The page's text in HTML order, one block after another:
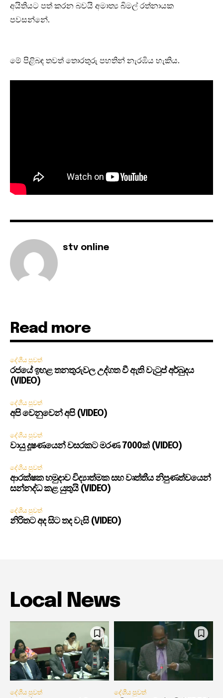
අයිතියට පත් කරන බවයි අමාත්‍ය බිමල් රත්නායක
පවසන්නේ.
මේ පිළිබඳ තවත් තොරතුරු පහතින් නැරඹිය හැකිය.
stv online
Read more
දේශීය පුවත්
රජයේ ඉහළ තනතුරුවල උද්ගත වී ඇති වැටුප් අර්බුදය
(VIDEO)
දේශීය පුවත්
අපි වෙනුවෙන් අපි (VIDEO)
දේශීය පුවත්
වායු දූෂණයෙන් වසරකට මරණ 7000ක් (VIDEO)
දේශීය පුවත්
ආරක්ෂක හමුදාව විද්‍යාත්මක සහ වෘත්තීය නිපුණත්වයෙන්
සන්නද්ධ කළ යුතුයි (VIDEO)
දේශීය පුවත්
නිරිතට අද සිට තද වැසි (VIDEO)
Local News
දේශීය පුවත් දේශීය පුවත්